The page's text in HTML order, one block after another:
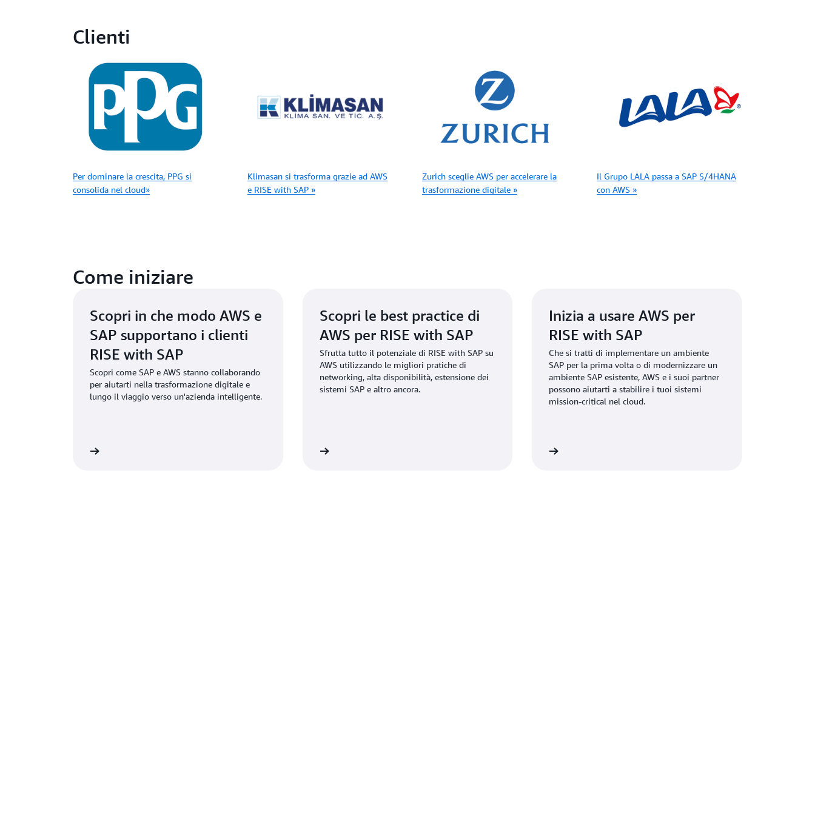
Clienti
Per dominare la crescita, PPG si
consolida nel cloud»
Klimasan si trasforma grazie ad AWS
e RISE with SAP »
Zurich sceglie AWS per accelerare la
trasformazione digitale »
Il Grupo LALA passa a SAP S/4HANA
con AWS »
Come iniziare
Scopri in che modo AWS e
SAP supportano i clienti
RISE with SAP
Scopri come SAP e AWS stanno collaborando
per aiutarti nella trasformazione digitale e
lungo il viaggio verso un'azienda intelligente.
Scopri le best practice di
AWS per RISE with SAP
Sfrutta tutto il potenziale di RISE with SAP su
AWS utilizzando le migliori pratiche di
networking, alta disponibilità, estensione dei
sistemi SAP e altro ancora.
Inizia a usare AWS per
RISE with SAP
Che si tratti di implementare un ambiente
SAP per la prima volta o di modernizzare un
ambiente SAP esistente, AWS e i suoi partner
possono aiutarti a stabilire i tuoi sistemi
mission-critical nel cloud.